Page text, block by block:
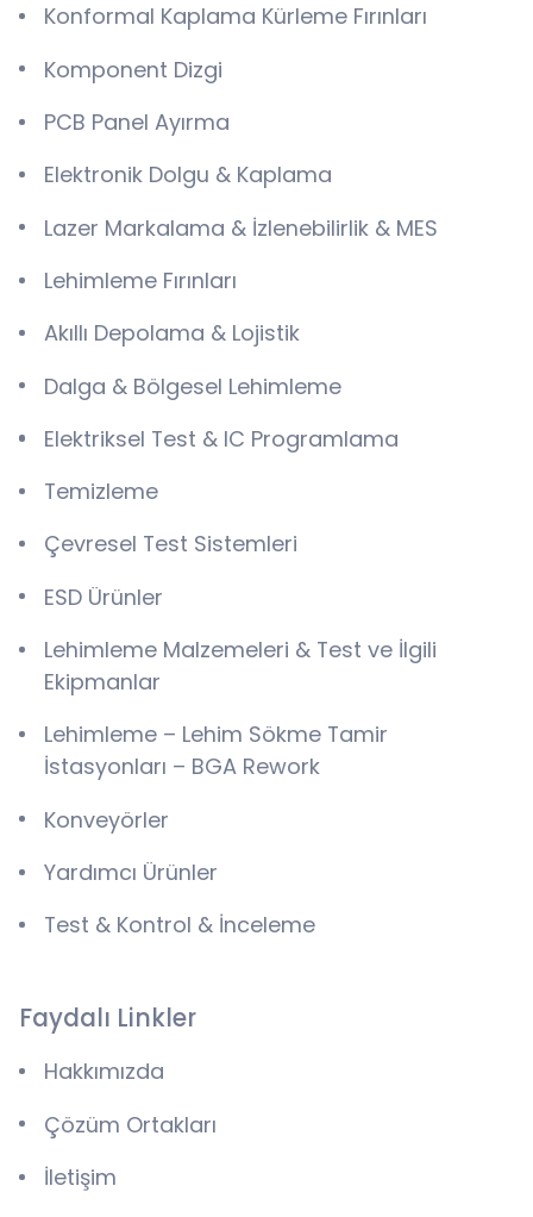
Konformal Kaplama Kürleme Fırınları
Komponent Dizgi
PCB Panel Ayırma
Elektronik Dolgu & Kaplama
Lazer Markalama & İzlenebilirlik & MES
Lehimleme Fırınları
Akıllı Depolama & Lojistik
Dalga & Bölgesel Lehimleme
Elektriksel Test & IC Programlama
Temizleme
Çevresel Test Sistemleri
ESD Ürünler
Lehimleme Malzemeleri & Test ve İlgili
Ekipmanlar
Lehimleme – Lehim Sökme Tamir
İstasyonları – BGA Rework
Konveyörler
Yardımcı Ürünler
Test & Kontrol & İnceleme
Faydalı Linkler
Hakkımızda
Çözüm Ortakları
İletişim